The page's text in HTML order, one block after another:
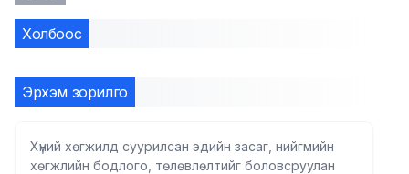
Холбоос
Эрхэм зорилго
Хүний хөгжилд суурилсан эдийн засаг, нийгмийн
хөгжлийн бодлого, төлөвлөлтийг боловсруулан